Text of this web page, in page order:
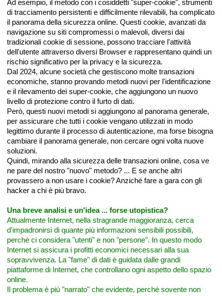
Ad esempio, il metodo con i cosiddetti "super-cookie", strumenti
di tracciamento persistenti e difficilmente rilevabili, ha complicato
il panorama della sicurezza online. Questi cookie, avanzati da
navigazione su siti compromessi o malevoli, diversi dai
tradizionali cookie di sessione, possono tracciare l'attività
dell'utente attraverso diversi Browser e rappresentano quindi un
rischio significativo per la privacy e la sicurezza.
Dal 2024, alcune società che gestiscono molte transazioni
economiche, stanno provando metodi nuovi per l'identificazione
e il rilevamento dei super-cookie, che aggiungono un nuovo
livello di protezione contro il furto di dati.
Però, questi nuovi metodi si aggiungono al panorama generale,
per assicurare che tutti i cookie vengano utilizzati in modo
legittimo durante il processo di autenticazione, ma forse bisogna
cambiare il panorama generale, non cercare ogni volta nuove
soluzioni.
Quindi, mirando alla sicurezza delle transazioni online, cosa ve
ne pare del nostro "nuovo" metodo? ... E se anche altri
provassero a non usare i cookie? Anziché fare a gara con gli
hacker a chi è più bravo.
Una breve analisi e un'idea ... forse utopistica?
Attualmente Internet, nella stragrande maggioranza, cerca
d'impadronirsi di quante più informazioni sensibili possibili,
perché ci considera "utenti" e non "persone". In questo modo
Internet si assicura i profitti economici necessari alla sua
sopravvivenza. La "fame" di dati è guidata dalle grandi
piattaforme di Internet, che controllano ogni aspetto dello spazio
online.
Il problema è più "narrato" che evidente, perché sovente non